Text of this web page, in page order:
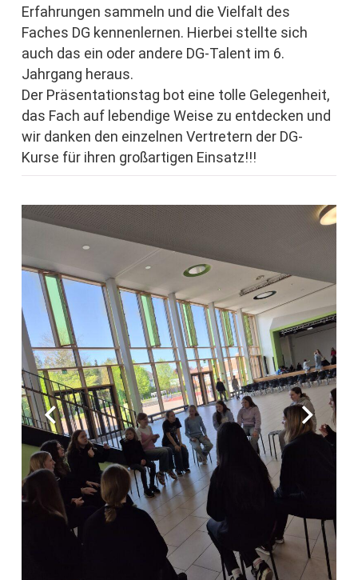
Erfahrungen sammeln und die Vielfalt des
Faches DG kennenlernen. Hierbei stellte sich
auch das ein oder andere DG-Talent im 6.
Jahrgang heraus.
Der Präsentationstag bot eine tolle Gelegenheit,
das Fach auf lebendige Weise zu entdecken und
wir danken den einzelnen Vertretern der DG-
Kurse für ihren großartigen Einsatz!!!